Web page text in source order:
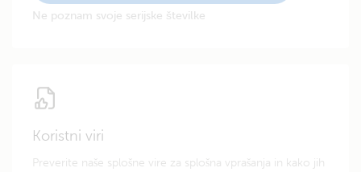
Ne poznam svoje serijske številke
Koristni viri
Preverite naše splošne vire za splošna vprašanja in kako jih